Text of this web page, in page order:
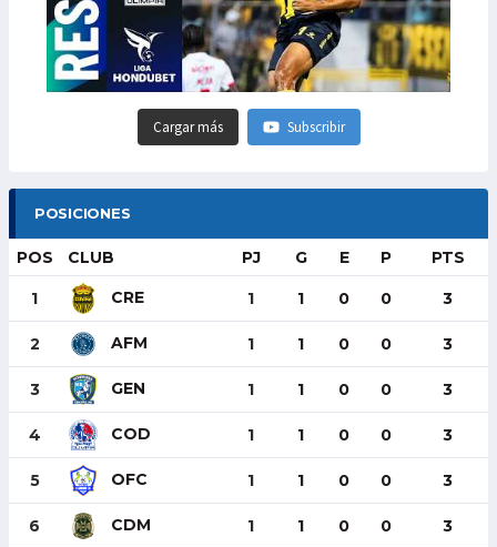
Cargar más Subscribir
POSICIONES
POS CLUB PJ G E P PTS
1 CRE 1 1 0 0 3
2 AFM 1 1 0 0 3
3 GEN 1 1 0 0 3
4 COD 1 1 0 0 3
5 OFC 1 1 0 0 3
6 CDM 1 1 0 0 3